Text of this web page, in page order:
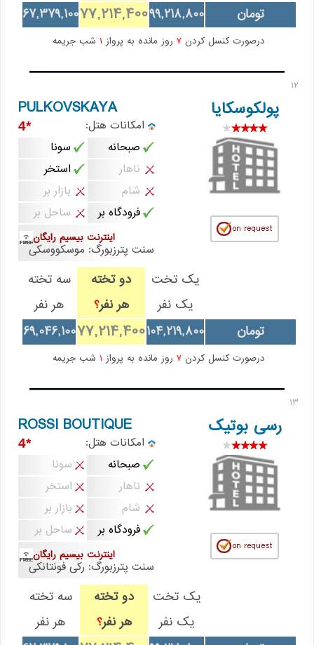
تومان 99,218,800
77,214,400
67,379,100
درصورت کنسل کردن 7 روز مانده به پرواز شب جریمه
12
پولکوسکایا PULKOVSKAYA
امکانات هتل: *4
صبحانه
سونا
ناهار
استخر
شام
بازار بر
فرودگاه بر
ساحل بر
اینترنت بیسیم رایگان
سنت پترزبورگ: موسکووسکی
یک تخت
یک نفر
دو تخته
هر نفر؟
سه تخته
هر نفر
تومان
104,219,800
77,214,400
69,046,100
درصورت کنسل کردن 7 روز مانده به پرواز شب جریمه
13
رسی بوتیک ROSSI BOUTIQUE
امکانات هتل: *4
صبحانه
سونا
ناهار
استخر
شام
بازار بر
فرودگاه بر
ساحل بر
اینترنت بیسیم رایگان
سنت پترزبورگ: رکی فونتانکی
یک تخت
یک نفر
دو تخته
هر نفر؟
سه تخته
هر نفر